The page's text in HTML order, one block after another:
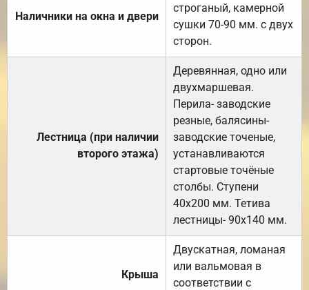
Наличники на окна и двери
строганый, камерной
сушки 70-90 мм. с двух
сторон.
Лестница (при наличии
второго этажа)
Деревянная, одно или
двухмаршевая.
Перила- заводские
резные, балясины-
заводские точеные,
устанавливаются
стартовые точёные
столбы. Ступени
40х200 мм. Тетива
лестницы- 90х140 мм.
Крыша
Двускатная, ломаная
или вальмовая в
соответствии с